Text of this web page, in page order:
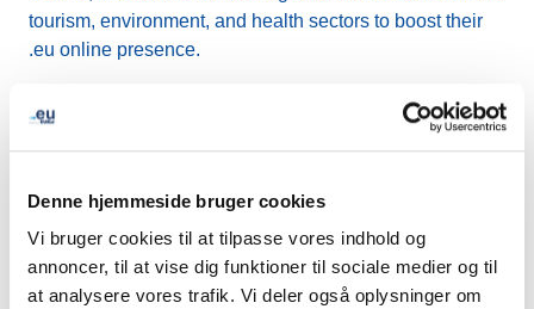
Denne hjemmeside bruger cookies
Vi bruger cookies til at tilpasse vores indhold og
annoncer, til at vise dig funktioner til sociale medier og til
at analysere vores trafik. Vi deler også oplysninger om
tourism, environment, and health sectors to boost their
.eu online presence.
We are very happy to report that all participating SMEs
moving forward.
We are about to launch a new series of campaigns to
help other SMEs to enhance their .eu websites. The new